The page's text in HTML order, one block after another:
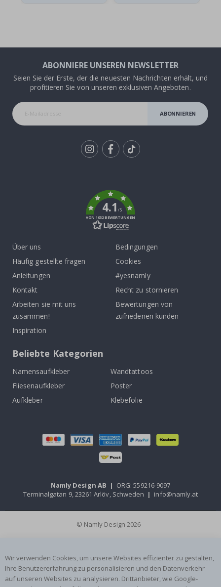
ABONNIERE UNSEREN NEWSLETTER
Seien Sie der Erste, der die neuesten Nachrichten erhält, und
profitieren Sie von unseren exklusiven Angeboten.
ABONNIEREN
4.1/5
VON 1032 BEWERTUNGEN
Über uns
Häufig gestellte fragen
Anleitungen
Kontakt
Arbeiten sie mit uns
zusammen!
Inspiration
Bedingungen
Cookies
#yesnamly
Recht zu stornieren
Bewertungen von
zufriedenen kunden
Beliebte Kategorien
Namensaufkleber
Wandtattoos
Fliesenaufkleber
Poster
Aufkleber
Klebefolie
Namly Design AB | ORG: 559216-9097
Terminalgatan 9, 23261 Arlöv, Schweden | info@namly.at
© Namly Design 2026
Wir verwenden Cookies, um unsere Websites effizienter zu gestalten,
Ihre Benutzererfahrung zu personalisieren und den Datenverkehr
auf unseren Websites zu analysieren. Drittanbieter, wie Google-